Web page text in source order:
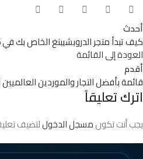
أحدث
كيف تبدأ متجر الدروبشيبنغ الخاص بك في 6 خطوات سهلة
العودة إلى القائمة
أقدم
قائمة بأفضل التجار والموردين
اترك تعليقاً
يجب أنت تكونمسجل الدخوللتضيف